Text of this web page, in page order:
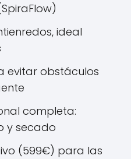
ideal
evitar obstáculos
completa:
y secado
(599€) para las